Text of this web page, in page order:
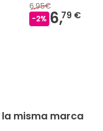
6,95€
-2% 6,79 €
misma marca